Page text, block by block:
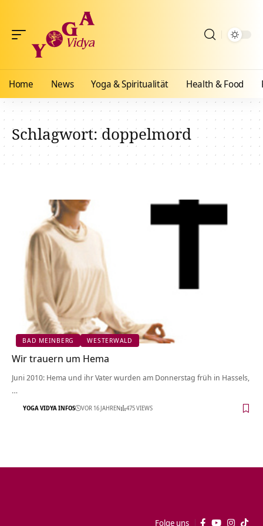
Home News Yoga & Spiritualität Health & Food
Schlagwort:doppelmord
BAD MEINBERG WESTERWALD
Wir trauern um Hema
Juni 2010: Hema und ihr Vater wurden am Donnerstag früh in Hassels,
…
YOGA VIDYA INFOS VOR 16 JAHREN 475 VIEWS
Folge uns